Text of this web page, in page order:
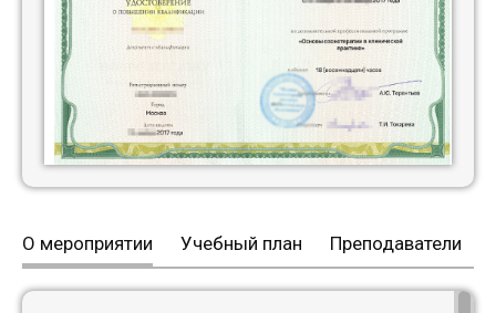
О мероприятии Учебный план Преподаватели